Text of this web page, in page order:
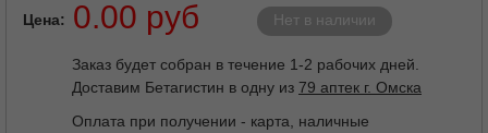
Цена 0.00 руб Нет в наличии
Заказ будет собран в течение 1-2 рабочих дней.
Доставим Бетагистин в одну из 79 аптек г. Омска
Оплата при получении - карта, наличные